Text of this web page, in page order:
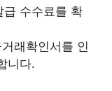
급 수수료를 확
래확인서를 인
니다.